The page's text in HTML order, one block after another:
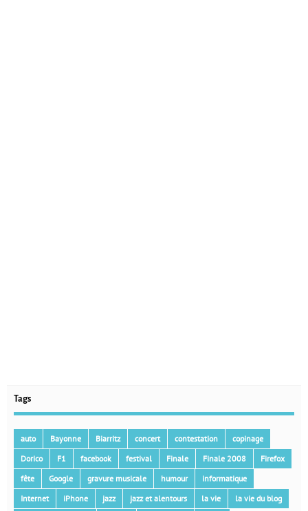
Tags
auto Bayonne Biarritz concert contestation
copinage
Dorico
F1 facebook festival Finale Finale 2008
Firefox
fête
Google gravure musicale humour
informatique
Internet
iPhone jazz jazz et alentours la vie
la vie du blog